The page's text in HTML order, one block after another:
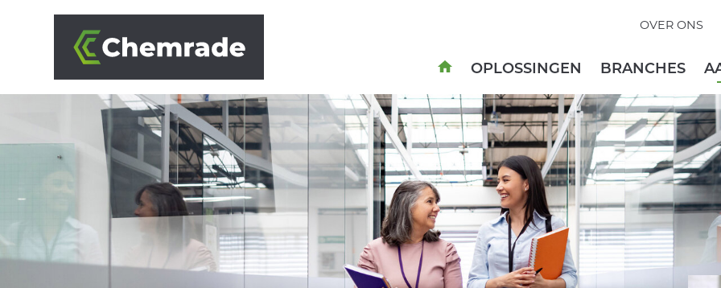
OPLOSSINGEN BRANCHES
OVER ONS
OPLOSSINGEN
BRANCHES